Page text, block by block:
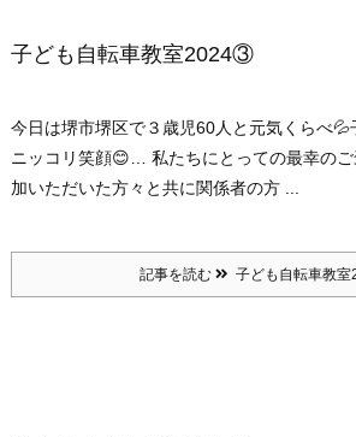
子ども自転車教室2024③
今日は堺市堺区で３歳児60人と元気くらべ💦
ニッコリ笑顔😊… 私たちにとっての最幸の
加いただいた方々と共に関係者の方 ...
記事を読む 子ども自転車教